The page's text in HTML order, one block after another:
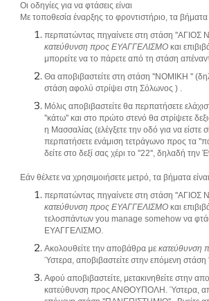
Οι οδηγίες για να φτάσεις είναι
Με τοποθεσία έναρξης το φροντιστήριο, τα βήματα
περπατώντας πηγαίνετε στη στάση ''ΑΓΙΟΣ
κατεύθυνση προς ΕΥΑΓΓΕΛΙΣΜΟ και
μπορείτε να το πάρετε από τη στάση
Θα αποβιβαστείτε στη στάση ''ΝΟΜΙΚΗ ''
στάση αφολύ στρίψει στη Σόλωνος ) .
Μόλις αποβιβαστείτε θα περπατήσετε
''κάτω'' και στο πρώτο στενό θα στρίψετε
η Μασσαλίας (ελέγξετε την οδό για να είστε
περπατήσετε ενάμιση τετράγωνο προς τα
δείτε στο δεξί σας χέρι το ''22'', δηλαδή την
Εάν θέλετε να χρησιμοιήσετε μετρό, τα βήματα
περπατώντας πηγαίνετε στη στάση ''ΑΓΙΟΣ
κατεύθυνση προς ΕΥΑΓΓΕΛΙΣΜΟ και
τελοσπάντων you manage somehow να
ΕΥΑΓΓΕΛΙΣΜΟ.
Ακολουθείτε την αποβάθρα μεκατεύθυνση
Ύστερα, αποβιβαστείτε στην επόμενη
Αφού αποβιβαστείτε, μετακινηθείτε στην
κατεύθυνση προς ΑΝΘΟΥΠΟΛΗ. Ύστερα,